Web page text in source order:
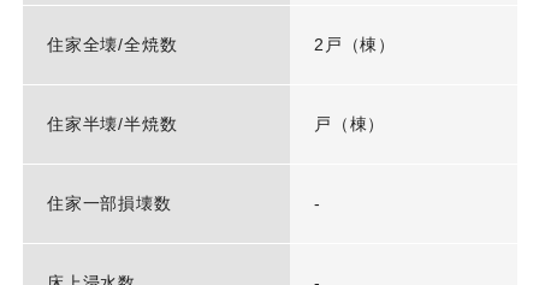
住家全壊/全焼数 2戸（棟）
住家半壊/半焼数 戸（棟）
住家一部損壊数 -